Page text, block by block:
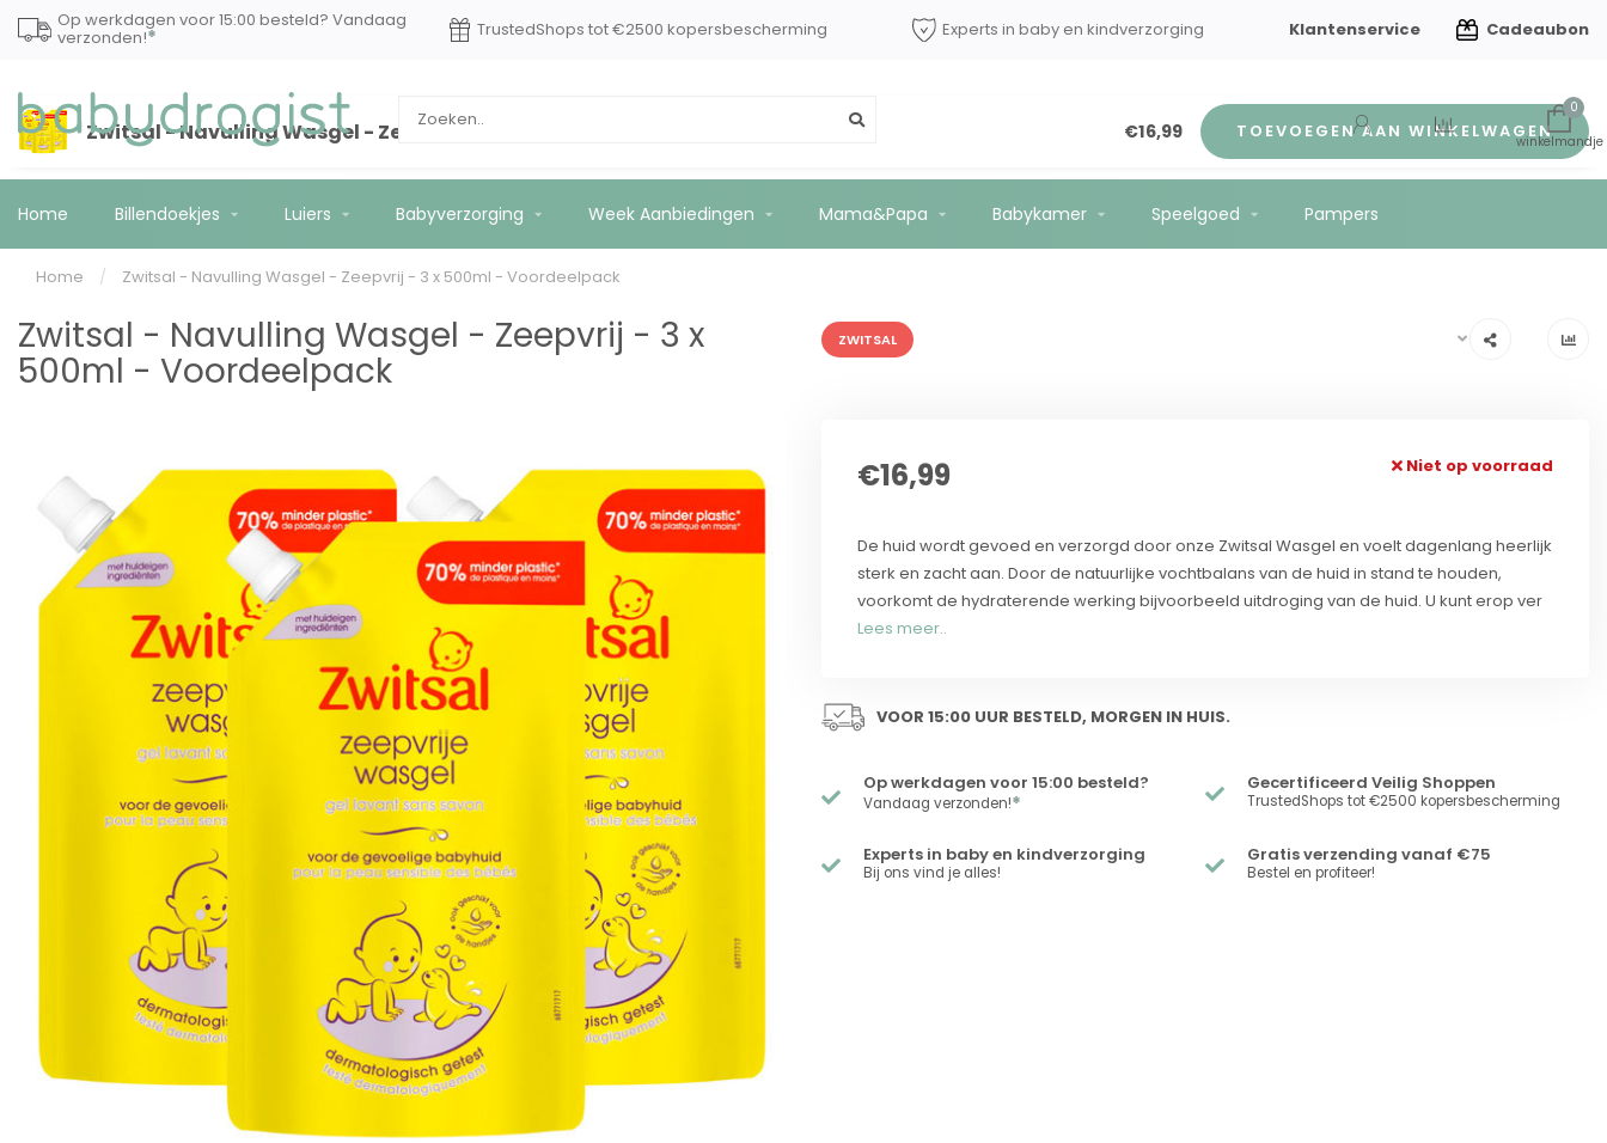
Op werkdagen voor 15:00 besteld? Vandaag
verzonden!* TrustedShops tot €2500 kopersbescherming Experts in baby en kindverzorging Gratis verzending vanaf €75
Klantenservice Cadeaubon
0
Home Billendoekjes Luiers Babyverzorging Week Aanbiedingen Mama&Papa Babykamer Speelgoed Pampers
Home / Zwitsal - Navulling Wasgel - Zeepvrij - 3 x 500ml - Voordeelpack
Zwitsal - Navulling Wasgel - Zeepvrij - 3 x 500ml - Voordeelpack €16,99 TOEVOEGEN AAN WINKELWAGEN
Zwitsal - Navulling Wasgel - Zeepvrij - 3 x
500ml - Voordeelpack
ZWITSAL
€16,99 Niet op voorraad
De huid wordt gevoed en verzorgd door onze Zwitsal Wasgel en voelt dagenlang heerlijk
sterk en zacht aan. Door de natuurlijke vochtbalans van de huid in stand te houden,
voorkomt de hydraterende werking bijvoorbeeld uitdroging van de huid. U kunt erop ver
Lees meer..
VOOR 15:00 UUR BESTELD, MORGEN IN HUIS.
Op werkdagen voor 15:00 besteld?
Vandaag verzonden!*
Gecertificeerd Veilig Shoppen
TrustedShops tot €2500 kopersbescherming
Experts in baby en kindverzorging
Bij ons vind je alles!
Gratis verzending vanaf €75
Bestel en profiteer!